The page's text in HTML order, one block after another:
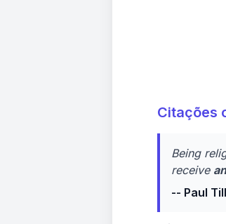
Citações
Being
receive
-- Paul